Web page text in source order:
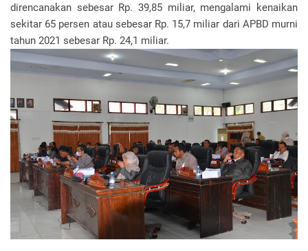
direncanakan sebesar Rp. 39,85 miliar, mengalami kenaikan
sekitar 65 persen atau sebesar Rp. 15,7 miliar dari APBD murni
tahun 2021 sebesar Rp. 24,1 miliar.